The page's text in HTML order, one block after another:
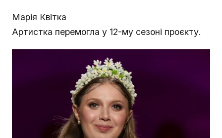
Марія Квітка
Артистка перемогла у 12-му сезоні проєкту.